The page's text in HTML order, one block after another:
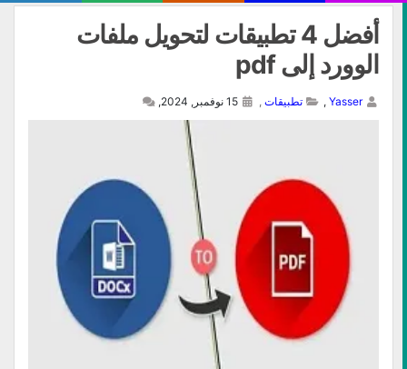
أفضل 4 تطبيقات لتحويل ملفات
الوورد إلى pdf
Yasser
, تطبيقات ,